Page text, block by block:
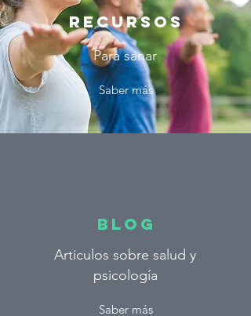
Recursos
Para sanar
Saber más
BLOG
Articulos sobre salud y
psicología
Saber más